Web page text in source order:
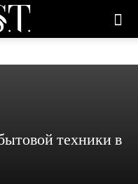
техники в